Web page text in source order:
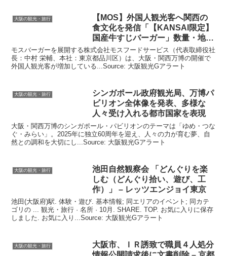
大阪の観光・旅行 【MOS】外国人観光客へ関西の
食文化を発信「【KANSAI限定】
国産牛すじバーガー」数量・地域
…
モスバーガーを展開する株式会社モスフードサービス（代表取締役社
長：中村 栄輔、本社：東京都品川区）は、大阪・関西万博の開催で
外国人観光客が増加している...Source: 大阪観光Gアラート
大阪の観光・旅行 シンガポール政府観光局、万博パ
ビリオン全体像を発表、多様な
人々受け入れる都市国家を表現
大阪・関西万博のシンガポール・パビリオンのテーマは「ゆめ・つな
ぐ・みらい」。2025年に独立60周年を迎え、人々の力が育む夢、自
然との調和を大切にし...Source: 大阪観光Gアラート
大阪の観光・旅行
池田自然観察会 「どんぐりを楽
しむ（どんぐり拾い、遊び、工
作）」 – レッツエンジョイ東京
池田(大阪府)駅. 体験・遊び. 基本情報; 同エリアのイベント; 同カテ
ゴリの ... 観光・旅行 · 名所 · 10月. SHARE. TOP. お気に入りに保存
しました. お気に入り...Source: 大阪観光Gアラート
大阪の観光・旅行 大阪市、ＩＲ誘致で職員４人処分